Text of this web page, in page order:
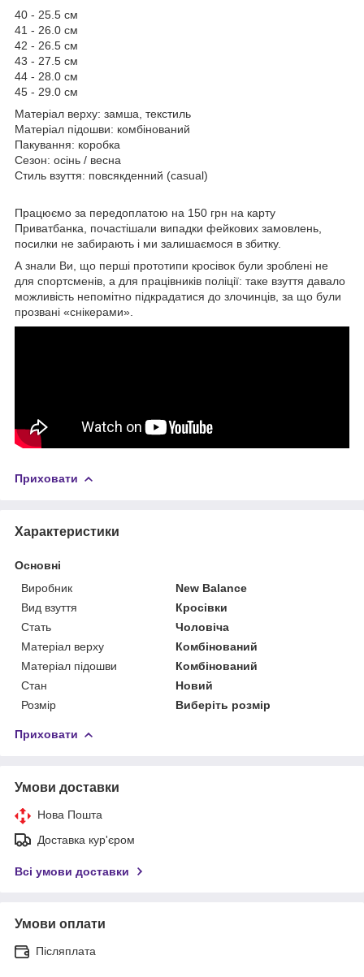
40 - 25.5 см
41 - 26.0 см
42 - 26.5 см
43 - 27.5 см
44 - 28.0 см
45 - 29.0 см
Матеріал верху: замша, текстиль
Матеріал підошви: комбінований
Пакування: коробка
Сезон: осінь / весна
Стиль взуття: повсякденний (casual)
Працюємо за передоплатою на 150 грн на карту
Приватбанка, почастішали випадки фейкових замовлень,
посилки не забирають і ми залишаємося в збитку.
А знали Ви, що перші прототипи кросівок були зроблені не
для спортсменів, а для працівників поліції: таке взуття давало
можливість непомітно підкрадатися до злочинців, за що були
прозвані «снікерами».
Приховати
Характеристики
Основні
Виробник
New Balance
Вид взуття
Кросівки
Стать
Чоловіча
Матеріал верху
Комбінований
Матеріал підошви
Комбінований
Стан
Новий
Розмір
Виберіть розмір
Приховати
Умови доставки
Нова Пошта
Доставка кур'єром
Всі умови доставки
Умови оплати
Післяплата